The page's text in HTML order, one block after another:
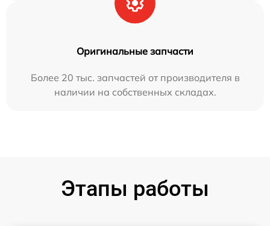
Оригинальные запчасти
Более 20 тыс. запчастей от производителя в
наличии на собственных складах.
Этапы работы